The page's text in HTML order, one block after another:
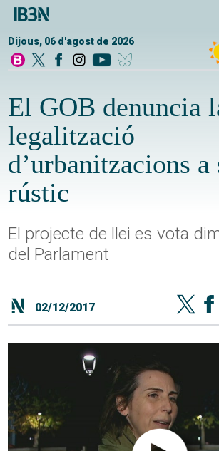
Dijous, 06 d'agost de 2026
El GOB denuncia
legalització
d’urbanitzacions a
rústic
El projecte de llei es vota
del Parlament
02/12/2017